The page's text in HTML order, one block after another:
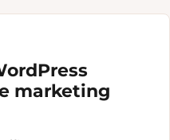
marketing